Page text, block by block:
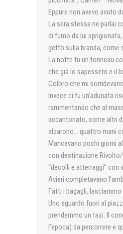
Eppure non avevo avuto
La sera stessa ne parlai
di fumo da lui
gettò sulla branda, come
La notte fu un tonneau
che già lo sapessero e il
Coloro che mi
Invece ci fu un’adunata
rammentando che al
accantonato, come altri
alzarono… quattro mani
Mancavano pochi giorni
con destinazione Rivolto/
“decolli e atterraggi”
Avieri completavano
Fatti i bagagli,
Uno sguardo fuori al
prendemmo un taxi. Il
l’epoca) da percorrere e